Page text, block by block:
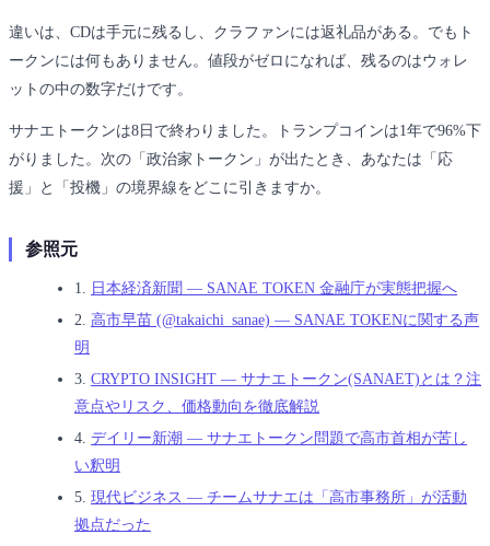
違いは、CDは手元に残るし、クラファンには返礼品がある。でもト
ークンには何もありません。値段がゼロになれば、残るのはウォレ
ットの中の数字だけです。
サナエトークンは8日で終わりました。トランプコインは1年で96%下
がりました。次の「政治家トークン」が出たとき、あなたは「応
援」と「投機」の境界線をどこに引きますか。
参照元
1.
日本経済新聞 — SANAE TOKEN 金融庁が実態把握へ
2.
高市早苗 (@takaichi_sanae) — SANAE TOKENに関する声
明
3. CRYPTO INSIGHT — サナエトークン(SANAET)とは？注
意点やリスク、価格動向を徹底解説
4. デイリー新潮 — サナエトークン問題で高市首相が苦し
い釈明
5. 現代ビジネス — チームサナエは「高市事務所」が活動
拠点だった